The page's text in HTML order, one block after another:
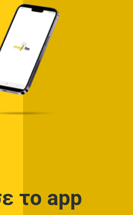
το app